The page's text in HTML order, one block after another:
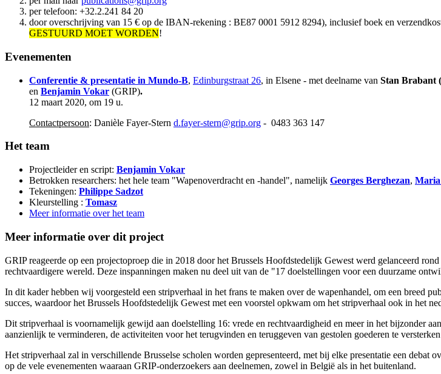
per telefoon: +32.2.241 84 20
door overschrijving van 15 € op de IBAN-rekening : BE87 0001 5912 8294), inclusief boek en
GESTUURD MOET WORDEN!
Evenementen
Conferentie & presentatie in Mundo-B, Edinburgstraat 26, in Elsene - met deelname van Stan Brabant (
en Benjamin Vokar (GRIP).
12 maart 2020, om 19 u.
Contactpersoon: Danièle Fayer-Stern d.fayer-stern@grip.org - 0483 363 147
Het team
Projectleider en script: Benjamin Vokar
Betrokken researchers: het hele team "Wapenoverdracht en -handel", namelijk Georges Berghezan, Maria
Tekeningen: Philippe Sadzot
Kleurstelling : Tomasz
Meer informatie over het team
Meer informatie over dit project
GRIP reageerde op een projectoproep die in 2018 door het Brussels Hoofdstedelijk Gewest werd gelanceerd rond
rechtvaardigere wereld. Deze inspanningen maken nu deel uit van de "17 doelstellingen voor een duurzame
In dit kader hebben wij voorgesteld een stripverhaal in het frans te maken over de wapenhandel, om een breed
succes, waardoor het Brussels Hoofdstedelijk Gewest met een voorstel opkwam om het stripverhaal ook in het
Dit stripverhaal is voornamelijk gewijd aan doelstelling 16: vrede en rechtvaardigheid en meer in het bijzonder
aanzienlijk te verminderen, de activiteiten voor het terugvinden en teruggeven van gestolen goederen te
Het stripverhaal zal in verschillende Brusselse scholen worden gepresenteerd, met bij elke presentatie een
op de vele evenementen waaraan GRIP-onderzoekers aan deelnemen, zowel in België als in het buitenland.